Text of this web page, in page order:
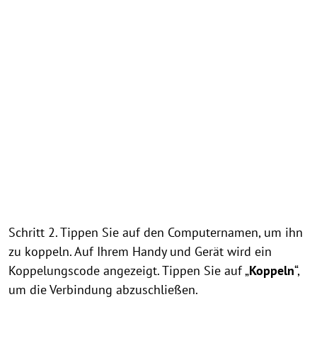
Schritt 2. Tippen Sie auf den Computernamen, um ihn
zu koppeln. Auf Ihrem Handy und Gerät wird ein
Koppelungscode angezeigt. Tippen Sie auf „Koppeln“,
um die Verbindung abzuschließen.